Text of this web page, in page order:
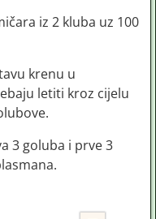
iz 2 kluba uz 100
krenu u
letiti kroz cijelu
3 goluba i prve 3